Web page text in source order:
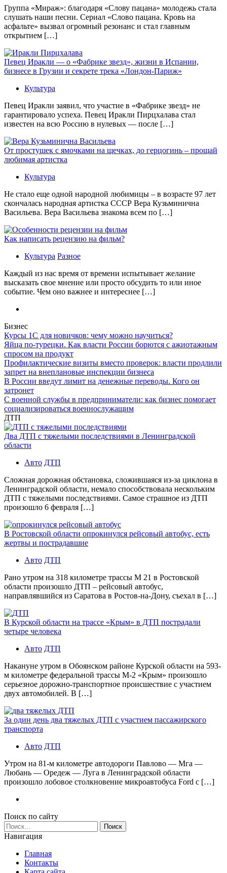
Группа «Мираж»: благодаря «Слову пацана» молодежь стала
слушать наши песни. Сериал «Слово пацана. Кровь на
асфальте» вызвал огромный резонанс и стал главным
открытием […]
Певец Иракли — о «Фабрике звезд», жизни в Испании,
бизнесе в Грузии и секрете трека «Лондон-Париж»
Культура
Певец Иракли заявил, что участие в «Фабрике звезд» не
гарантировало успеха. Певец Иракли Пирцхалава стал
известен на всю Россию в нулевых — после […]
От простушек с ямочками на щечках, до герцогинь – прощай
любимая артистка
Культура
Не стало еще одной народной любимицы – в возрасте 97 лет
скончалась народная артистка СССР Вера Кузьминична
Васильева. Вера Васильева знакома всем по […]
Как написать рецензию на фильм?
Культура Разное
Каждый из нас время от времени испытывает желание
высказать свое мнение или просто обсудить то или иное
событие. Чем оно важнее и интереснее […]
Бизнес
Курсы 1С для новичков: чему можно научиться?
Яйца по-турецки. Как власти России борются с ажиотажным
спросом на продукт
Профилактические визиты вместо проверок: власти продлили
запрет на внеплановые инспекции бизнеса
В России введут лимит на денежные переводы. Кого он
затронет
С военной службы в предприниматели: как бизнес помогает
социализироваться военнослужащим
ДТП
Два ДТП с тяжелыми последствиями в Ленинградской
области
Авто ДТП
Сложная дорожная обстановка, сложившаяся из-за циклона в
Ленинградской области, немало способствовала нескольким
ДТП с тяжелыми последствиями. Самое страшное из ДТП
произошло 6 февраля […]
В Ростовской области опрокинулся рейсовый автобус, есть
жертвы и пострадавшие
Авто ДТП
Рано утром на 318 километре трассы М 21 в Ростовской
области произошло ДТП – рейсовый автобус,
направлявшийся из Саратова в Ростов-на-Дону, съехал в […]
В Курской области на трассе «Крым» в ДТП пострадали
четыре человека
Авто ДТП
Накануне утром в Обоянском районе Курской области на 593-
м километре федеральной трассы М-2 «Крым» произошло
серьезное дорожно-транспортное происшествие с участием
двух автомобилей. В […]
За один день два тяжелых ДТП с участием пассажирского
транспорта
Авто ДТП
Утром на 81-м километре автодороги Павлово — Мга —
Любань — Оредеж — Луга в Ленинградской области
произошло лобовое столкновение микроавтобуса Ford с […]
Поиск по сайту
Найти:
Навигация
Главная
Контакты